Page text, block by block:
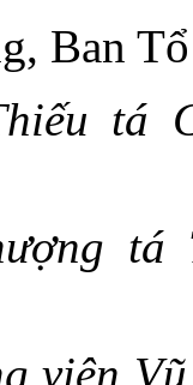
Ban
tá
tá
viên